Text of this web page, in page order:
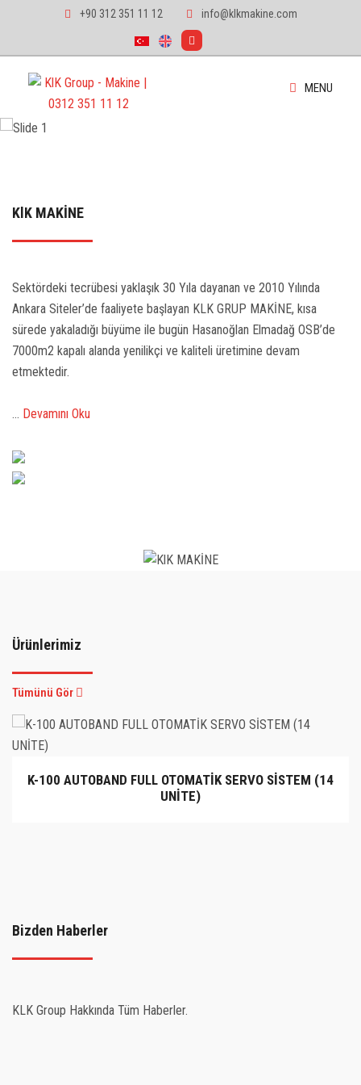
+90 312 351 11 12 info@klkmakine.com
MENU
ANA SAYFA
ÜRÜNLERIMIZ
FOTO GALERI
İLETIŞIM
KlK MAKİNE
Sektördeki tecrübesi yaklaşık 30 Yıla dayanan ve 2010 Yılında
Ankara Siteler’de faaliyete başlayan KLK GRUP MAKİNE, kısa
sürede yakaladığı büyüme ile bugün Hasanoğlan Elmadağ OSB’de
7000m2 kapalı alanda yenilikçi ve kaliteli üretimine devam
etmektedir.
... Devamını Oku
Ürünlerimiz
Tümünü Gör
K-100 AUTOBAND FULL OTOMATİK SERVO SİSTEM (14
UNİTE)
Bizden Haberler
KLK Group Hakkında Tüm Haberler.